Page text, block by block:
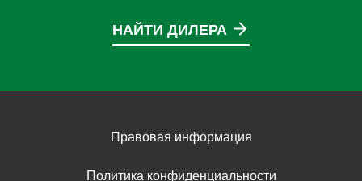
НАЙТИ ДИЛЕРА
Правовая информация
Политика конфиденциальности